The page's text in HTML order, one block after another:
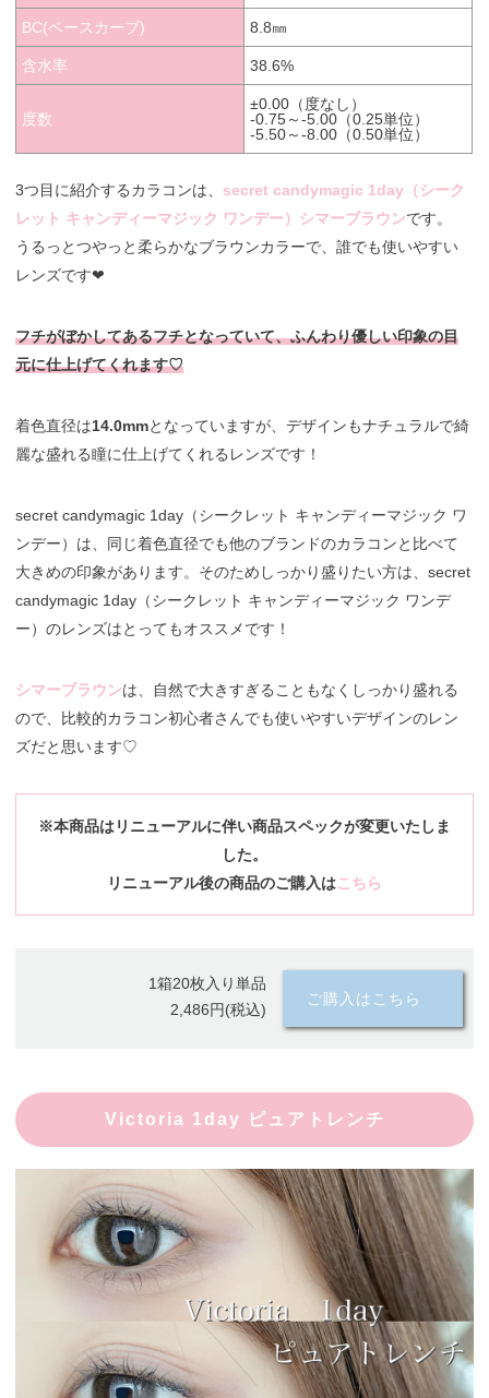
BC(ベースカーブ) 8.8㎜
含水率 38.6%
度数
±0.00（度なし）
-0.75～-5.00（0.25単位）
-5.50～-8.00（0.50単位）
3つ目に紹介するカラコンは、 secret candymagic 1day（シーク
レット キャンディーマジック ワンデー）シマーブラウンです。
うるっとつやっと柔らかなブラウンカラーで、誰でも使いやすい
レンズです❤︎
フチがぼかしてあるフチとなっていて、ふんわり優しい印象の目
元に仕上げてくれます♡
着色直径は14.0mmとなっていますが、デザインもナチュラルで綺
麗な盛れる瞳に仕上げてくれるレンズです！
secret candymagic 1day（シークレット キャンディーマジック ワ
ンデー）は、同じ着色直径でも他のブランドのカラコンと比べて
大きめの印象があります。そのためしっかり盛りたい方は、secret
candymagic 1day（シークレット キャンディーマジック ワンデ
ー）のレンズはとってもオススメです！
シマーブラウンは、自然で大きすぎることもなくしっかり盛れる
ので、比較的カラコン初心者さんでも使いやすいデザインのレン
ズだと思います♡
※本商品はリニューアルに伴い商品スペックが変更いたしま
した。
リニューアル後の商品のご購入はこちら
1箱20枚入り単品
2,486円(税込)
ご購入はこちら
Victoria 1day ピュアトレンチ